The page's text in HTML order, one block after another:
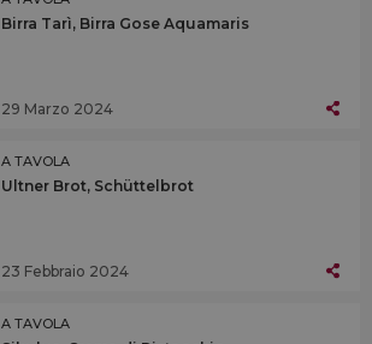
Birra Tarì, Birra Gose Aquamaris
29 Marzo 2024
A TAVOLA
Ultner Brot, Schüttelbrot
23 Febbraio 2024
A TAVOLA